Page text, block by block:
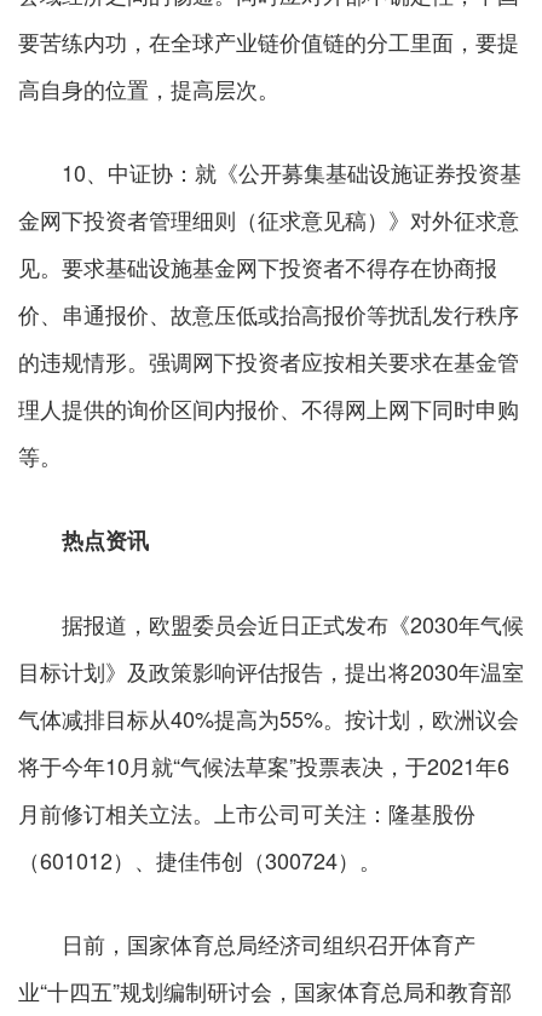
要苦练内功，在全球产业链价值链的分工里面，要提
高自身的位置，提高层次。
10、中证协：就《公开募集基础设施证券投资基
金网下投资者管理细则（征求意见稿）》对外征求意
见。要求基础设施基金网下投资者不得存在协商报
价、串通报价、故意压低或抬高报价等扰乱发行秩序
的违规情形。强调网下投资者应按相关要求在基金管
理人提供的询价区间内报价、不得网上网下同时申购
等。
热点资讯
据报道，欧盟委员会近日正式发布《2030年气候
目标计划》及政策影响评估报告，提出将2030年温室
气体减排目标从40%提高为55%。按计划，欧洲议会
将于今年10月就“气候法草案”投票表决，于2021年6
月前修订相关立法。上市公司可关注：隆基股份
（601012）、捷佳伟创（300724）。
日前，国家体育总局经济司组织召开体育产
业“十四五”规划编制研讨会，国家体育总局和教育部